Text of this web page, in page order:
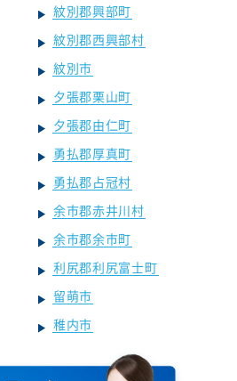
紋別郡興部町
紋別郡西興部村
紋別市
夕張郡栗山町
夕張郡由仁町
勇払郡厚真町
勇払郡占冠村
余市郡赤井川村
余市郡余市町
利尻郡利尻富士町
留萌市
稚内市